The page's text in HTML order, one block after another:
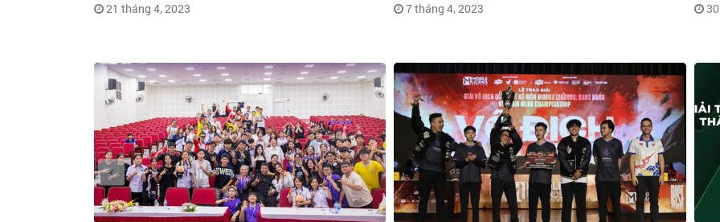
21 tháng 4, 2023 7 tháng 4, 2023